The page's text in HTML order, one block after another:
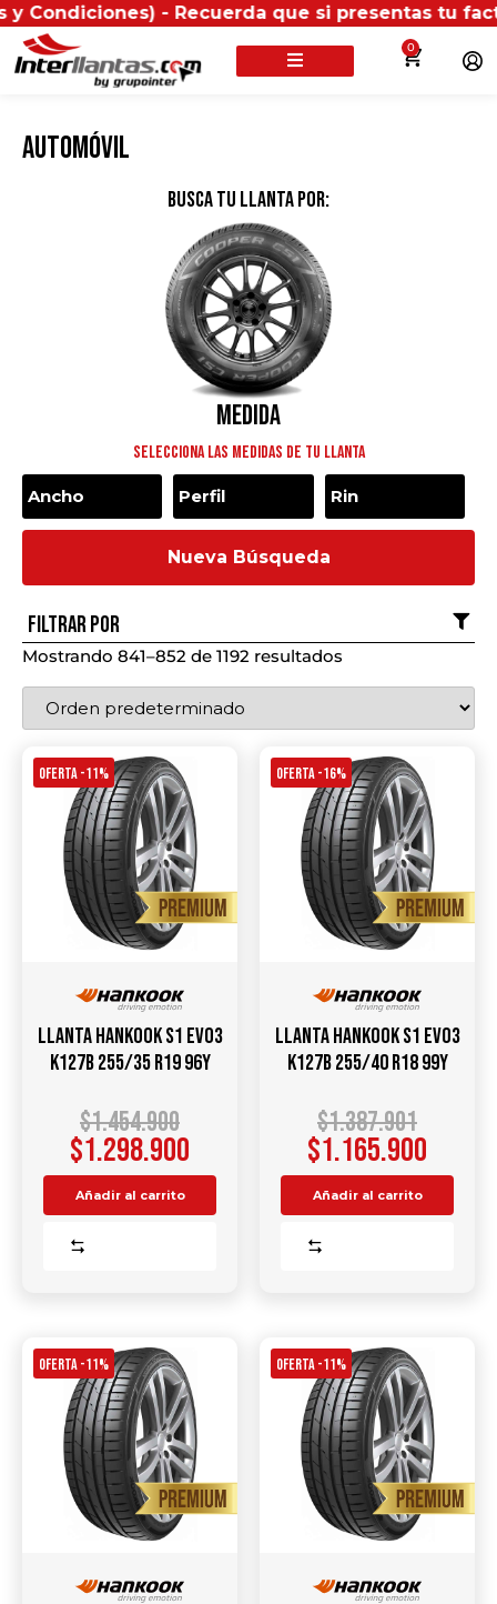
- Recuerda que si presentas tu factura
0
Automóvil
BUSCA TU LLANTA POR:
Medida
Selecciona las medidas de tu llanta
Nueva Búsqueda
Filtrar por
Mostrando 841–852 de 1192 resultados
OFERTA -11%
Llanta HANKOOK S1 Evo3
K127B 255/35 R19 96Y
$1.454.900
$1.298.900
Añadir al carrito
OFERTA -16%
Llanta HANKOOK S1 Evo3
K127B 255/40 R18 99Y
$1.387.901
$1.165.900
Añadir al carrito
OFERTA -11% OFERTA -11%